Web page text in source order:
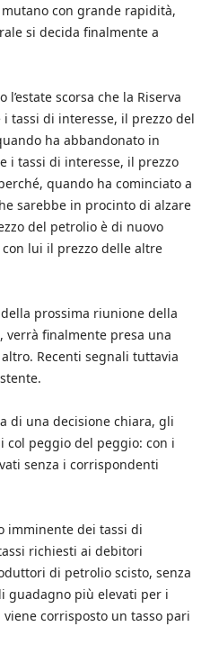
con grande rapidità,
si decida finalmente a
scorsa che la Riserva
tassi di interesse, il prezzo del
ha abbandonato in
i tassi di interesse, il prezzo
quando ha cominciato a
sarebbe in procinto di alzare
del petrolio è di nuovo
lui il prezzo delle altre
prossima riunione della
verrà finalmente presa una
Recenti segnali tuttavia
di una decisione chiara, gli
col peggio del peggio: con i
senza i corrispondenti
imminente dei tassi di
richiesti ai debitori
di petrolio scisto, senza
guadagno più elevati per i
corrisposto un tasso pari